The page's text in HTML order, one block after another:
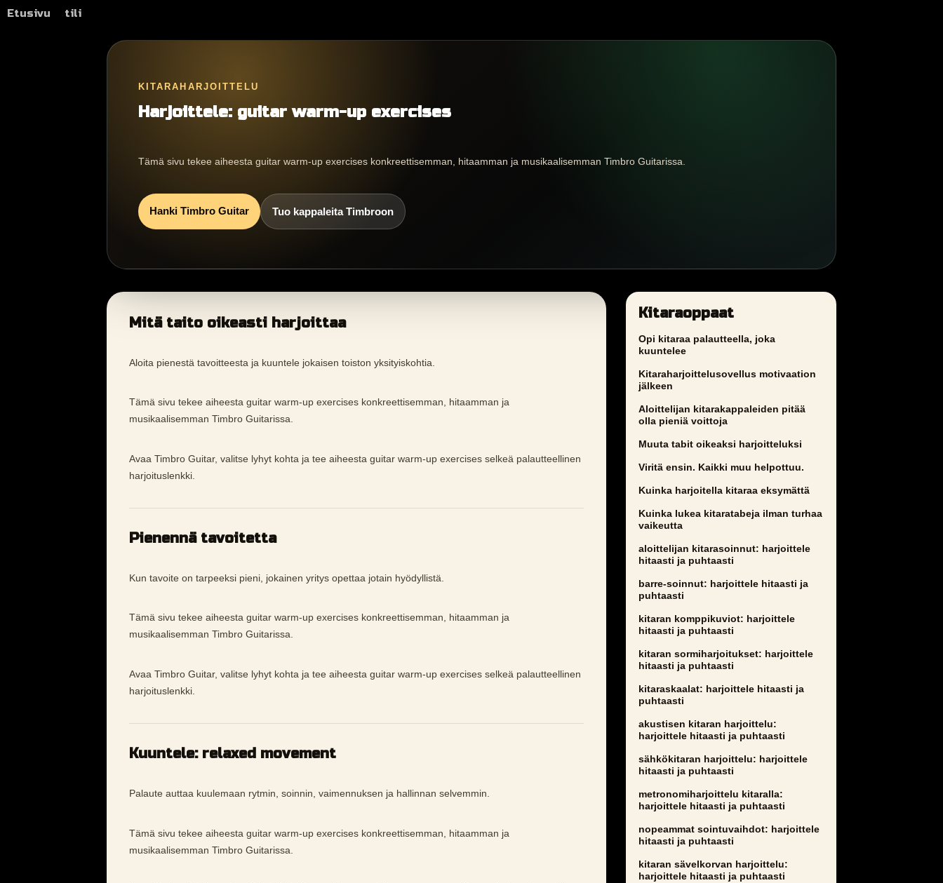
Etusivu tili
KITARAHARJOITTELU
Harjoittele: guitar warm-up exercises
Tämä sivu tekee aiheesta guitar warm-up exercises konkreettisemman, hitaamman ja musikaalisemman Timbro Guitarissa.
Hanki Timbro Guitar Tuo kappaleita Timbroon
Mitä taito oikeasti harjoittaa
Aloita pienestä tavoitteesta ja kuuntele jokaisen toiston yksityiskohtia.
Tämä sivu tekee aiheesta guitar warm-up exercises konkreettisemman, hitaamman ja
musikaalisemman Timbro Guitarissa.
Avaa Timbro Guitar, valitse lyhyt kohta ja tee aiheesta guitar warm-up exercises selkeä palautteellinen
harjoituslenkki.
Pienennä tavoitetta
Kun tavoite on tarpeeksi pieni, jokainen yritys opettaa jotain hyödyllistä.
Tämä sivu tekee aiheesta guitar warm-up exercises konkreettisemman, hitaamman ja
musikaalisemman Timbro Guitarissa.
Avaa Timbro Guitar, valitse lyhyt kohta ja tee aiheesta guitar warm-up exercises selkeä palautteellinen
harjoituslenkki.
Kuuntele: relaxed movement
Palaute auttaa kuulemaan rytmin, soinnin, vaimennuksen ja hallinnan selvemmin.
Tämä sivu tekee aiheesta guitar warm-up exercises konkreettisemman, hitaamman ja
musikaalisemman Timbro Guitarissa.
Kitaraoppaat
Opi kitaraa palautteella, joka
kuuntelee
Kitaraharjoittelusovellus motivaation
jälkeen
Aloittelijan kitarakappaleiden pitää
olla pieniä voittoja
Muuta tabit oikeaksi harjoitteluksi
Viritä ensin. Kaikki muu helpottuu.
Kuinka harjoitella kitaraa eksymättä
Kuinka lukea kitaratabeja ilman turhaa
vaikeutta
aloittelijan kitarasoinnut: harjoittele
hitaasti ja puhtaasti
barre-soinnut: harjoittele hitaasti ja
puhtaasti
kitaran komppikuviot: harjoittele
hitaasti ja puhtaasti
kitaran sormiharjoitukset: harjoittele
hitaasti ja puhtaasti
kitaraskaalat: harjoittele hitaasti ja
puhtaasti
akustisen kitaran harjoittelu:
harjoittele hitaasti ja puhtaasti
sähkökitaran harjoittelu: harjoittele
hitaasti ja puhtaasti
metronomiharjoittelu kitaralla:
harjoittele hitaasti ja puhtaasti
nopeammat sointuvaihdot: harjoittele
hitaasti ja puhtaasti
kitaran sävelkorvan harjoittelu:
harjoittele hitaasti ja puhtaasti